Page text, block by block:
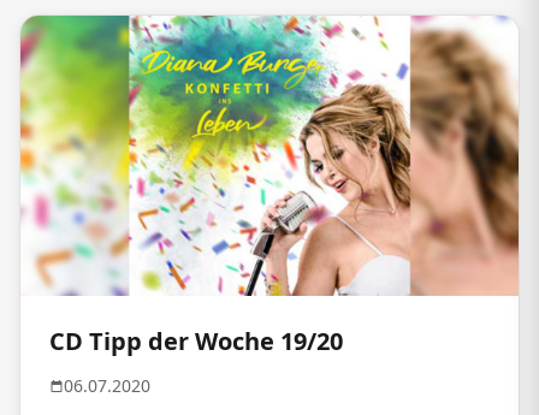
CD Tipp der Woche 19/20
06.07.2020